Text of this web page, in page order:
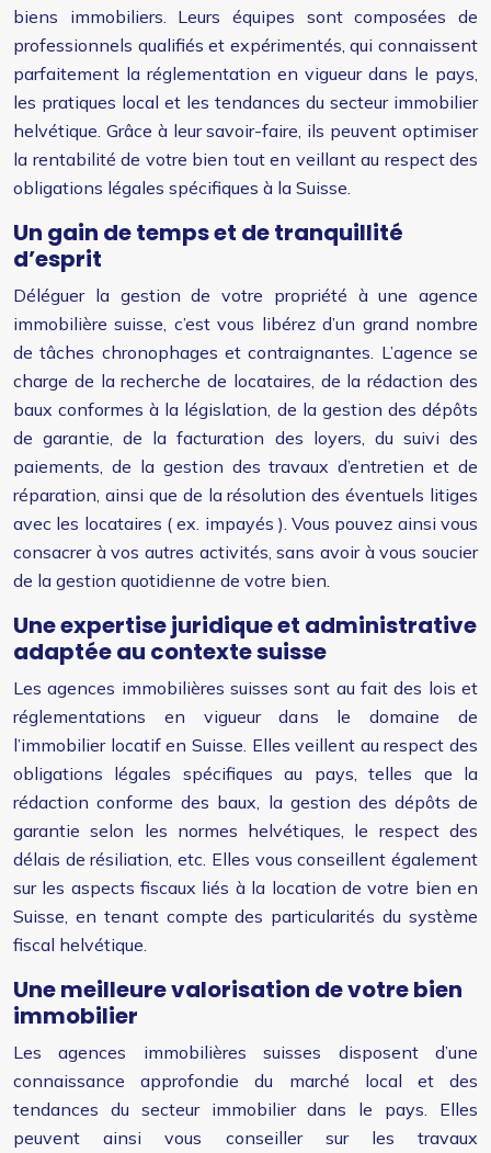
biens immobiliers. Leurs équipes sont composées de
professionnels qualifiés et expérimentés, qui connaissent
parfaitement la réglementation en vigueur dans le pays,
les pratiques local et les tendances du secteur immobilier
helvétique. Grâce à leur savoir-faire, ils peuvent optimiser
la rentabilité de votre bien tout en veillant au respect des
obligations légales spécifiques à la Suisse.
Un gain de temps et de tranquillité
d’esprit
Déléguer la gestion de votre propriété à une agence
immobilière suisse, c’est vous libérez d’un grand nombre
de tâches chronophages et contraignantes. L’agence se
charge de la recherche de locataires, de la rédaction des
baux conformes à la législation, de la gestion des dépôts
de garantie, de la facturation des loyers, du suivi des
paiements, de la gestion des travaux d’entretien et de
réparation, ainsi que de la résolution des éventuels litiges
avec les locataires ( ex. impayés ). Vous pouvez ainsi vous
consacrer à vos autres activités, sans avoir à vous soucier
de la gestion quotidienne de votre bien.
Une expertise juridique et administrative
adaptée au contexte suisse
Les agences immobilières suisses sont au fait des lois et
réglementations en vigueur dans le domaine de
l’immobilier locatif en Suisse. Elles veillent au respect des
obligations légales spécifiques au pays, telles que la
rédaction conforme des baux, la gestion des dépôts de
garantie selon les normes helvétiques, le respect des
délais de résiliation, etc. Elles vous conseillent également
sur les aspects fiscaux liés à la location de votre bien en
Suisse, en tenant compte des particularités du système
fiscal helvétique.
Une meilleure valorisation de votre bien
immobilier
Les agences immobilières suisses disposent d’une
connaissance approfondie du marché local et des
tendances du secteur immobilier dans le pays. Elles
peuvent ainsi vous conseiller sur les travaux